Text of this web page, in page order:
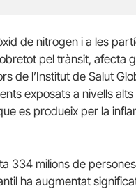
de nitrogen i a les
pel trànsit, afecta
de l’Institut de Salut
exposats a nivells
es produeix per la
334 milions de
ha augmentat